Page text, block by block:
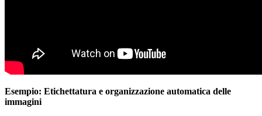
Esempio: Etichettatura e organizzazione automatica delle
immagini